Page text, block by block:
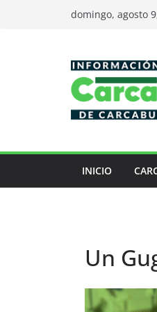
domingo, agosto
INICIO
Un